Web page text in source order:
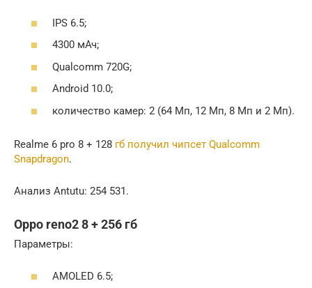
IPS 6.5;
4300 мАч;
Qualcomm 720G;
Android 10.0;
количество камер: 2 (64 Мп, 12 Мп, 8 Мп и 2 Мп).
Realme 6 pro 8 + 128 гб получил чипсет Qualcomm
Snapdragon.
Анализ Antutu: 254 531.
Oppo reno2 8 + 256 гб
Параметры:
AMOLED 6.5;